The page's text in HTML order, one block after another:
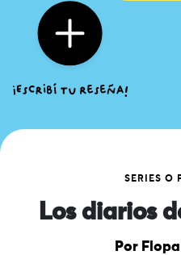
SERIES O
Los diarios
Por